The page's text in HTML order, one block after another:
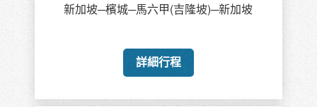
新加坡─檳城─馬六甲(吉隆坡)─新加坡
詳細行程